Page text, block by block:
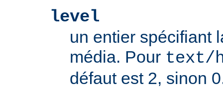
level
un entier spécifiant
média. Pour text/
défaut est 2, sinon